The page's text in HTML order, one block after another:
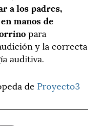
a los padres,
manos de
para
y la correcta
auditiva.
de Proyecto3